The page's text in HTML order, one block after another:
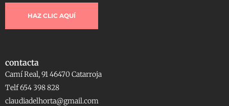
HAZ CLIC AQUÍ
contacta
Camí Real, 91 46470 Catarroja
Telf 654 398 828
claudiadelhorta@gmail.com